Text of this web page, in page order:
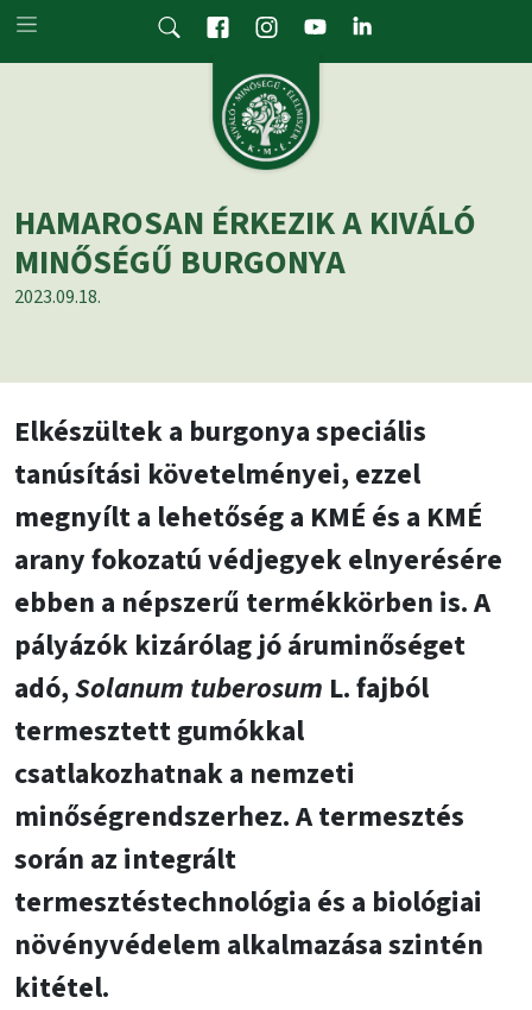
Skip to main content
HAMAROSAN ÉRKEZIK A KIVÁLÓ
MINŐSÉGŰ BURGONYA
2023.09.18.
Elkészültek a burgonya speciális
tanúsítási követelményei, ezzel
megnyílt a lehetőség a KMÉ és a KMÉ
arany fokozatú védjegyek elnyerésére
ebben a népszerű termékkörben is. A
pályázók kizárólag jó áruminőséget
adó,Solanum tuberosum L. fajból
termesztett gumókkal
csatlakozhatnak a nemzeti
minőségrendszerhez. A termesztés
során az integrált
termesztéstechnológia és a biológiai
növényvédelem alkalmazása szintén
kitétel.